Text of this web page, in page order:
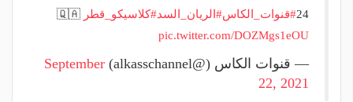
24#قنوات_الكاس#الريان_السد#كلاسيكو_قطر
pic.twitter.com/DOZMgs1eOU
— قنوات الكاس (@alkasschannel)
September
22, 2021